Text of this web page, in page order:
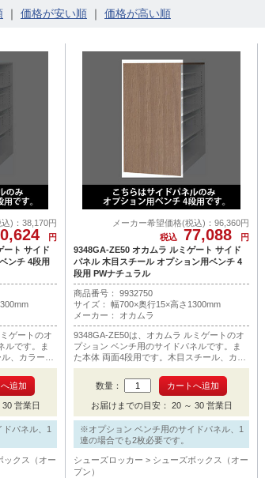
｜ ｜
)：38,170円
円
ート サイド
ンチ 4段用
ゲートのオ
ルです。ま
、カラーは
枚必要です。
営業日
パネル、1
ックス（オー
メーカー希望価格(税込)：96,360円
税込
77,088
円
9348GA-ZE50 オカムラ ルミゲート サイド
パネル 木目スチール オプション用ベンチ 4
段用 PWナチュラル
商品番号： 9932750
サイズ： 幅700×奥行15×高さ1300mm
メーカー： オカムラ
9348GA-ZE50は、オカムラ ルミゲートのオ
プション ベンチ用のサイドパネルです。ま
た本体 両面4段用です。木目スチール、カラ
ーはプライズウッドナチュラルです。1連の
場合でも2枚必要です。
数量：
お届けまでの目安： 20 ～ 30 営業日
※オプション ベンチ用のサイドパネル、1
連の場合でも2枚必要です。
シューズロッカー
シューズボックス（オー
プン）